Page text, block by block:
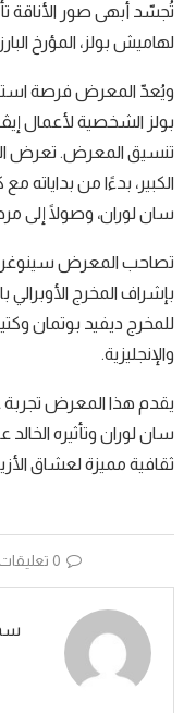
تُجسّد أبهى صور الأناقة
لهاميش بولز، المؤرخ
ويُعدّ المعرض فرصة
بولز الشخصية لأعمال
تنسيق المعرض. تعرض
الكبير، بدءًا من بداياته
سان لوران، وصولًا إلى
تصاحب المعرض
بإشراف المخرج الأوبرالي
للمخرج ديفيد بوتمان
والإنجليزية.
يقدم هذا المعرض
سان لوران وتأثيره
ثقافية مميزة لعشاق
0 تعليقات